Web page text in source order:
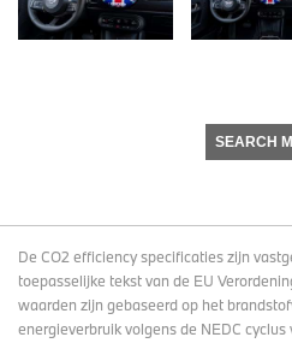
SEARCH
De CO2 efficiency specificaties zijn
toepasselijke tekst van de EU
waarden zijn gebaseerd op het
energieverbruik volgens de NEDC